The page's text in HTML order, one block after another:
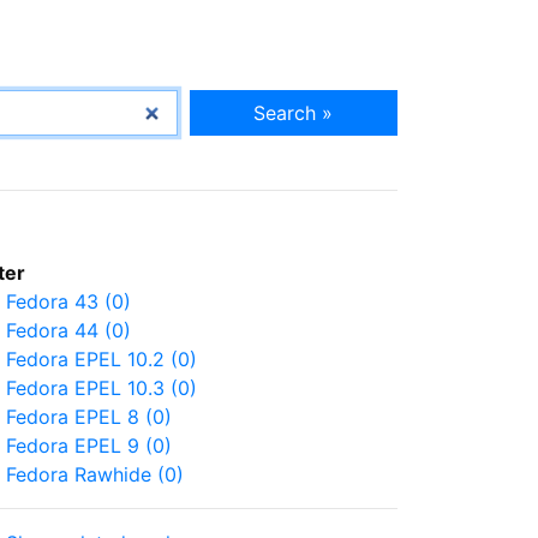
Search »
Fedora 43 (0)
Fedora 44 (0)
Fedora EPEL 10.2 (0)
Fedora EPEL 10.3 (0)
Fedora EPEL 8 (0)
Fedora EPEL 9 (0)
Fedora Rawhide (0)